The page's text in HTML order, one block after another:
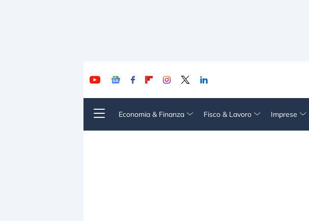
Economia & Finanza Fisco & Lavoro Imprese